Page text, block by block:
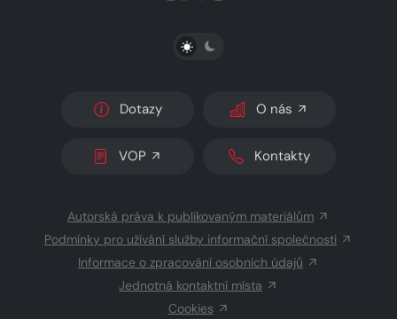
PŘEPNOUT SVĚTLÝ/TMAVÝ REŽIM
Dotazy O nás
VOP Kontakty
Autorská práva k publikovaným materiálům
Podmínky pro užívání služby informační společnosti
Informace o zpracování osobních údajů
Jednotná kontaktní místa
Cookies